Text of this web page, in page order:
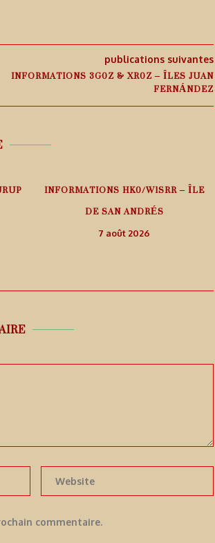
publications suivantes
INFORMATIONS 3G0Z & XR0Z – ÎLES JUAN
FERNÁNDEZ
INFORMATIONS HK0/W1SRR – ÎLE
DE SAN ANDRÉS
7 août 2026
commentaire.